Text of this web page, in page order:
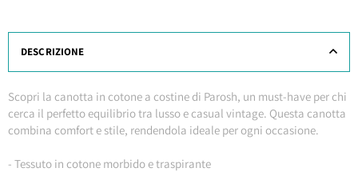
DESCRIZIONE
Scopri la canotta in cotone a costine di Parosh, un must-have per chi
cerca il perfetto equilibrio tra lusso e casual vintage. Questa canotta
combina comfort e stile, rendendola ideale per ogni occasione.
- Tessuto in cotone morbido e traspirante